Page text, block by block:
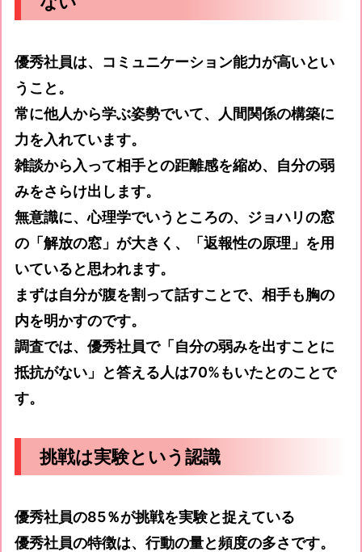
優秀社員は、コミュニケーション能力が高いとい
うこと。
常に他人から学ぶ姿勢でいて、人間関係の構築に
力を入れています。
雑談から入って相手との距離感を縮め、自分の弱
みをさらけ出します。
無意識に、心理学でいうところの、ジョハリの窓
の「解放の窓」が大きく、「返報性の原理」を用
いていると思われます。
まずは自分が腹を割って話すことで、相手も胸の
内を明かすのです。
調査では、優秀社員で「自分の弱みを出すことに
抵抗がない」と答える人は70%もいたとのことで
す。
挑戦は実験という認識
優秀社員の85％が挑戦を実験と捉えている
優秀社員の特徴は、行動の量と頻度の多さです。